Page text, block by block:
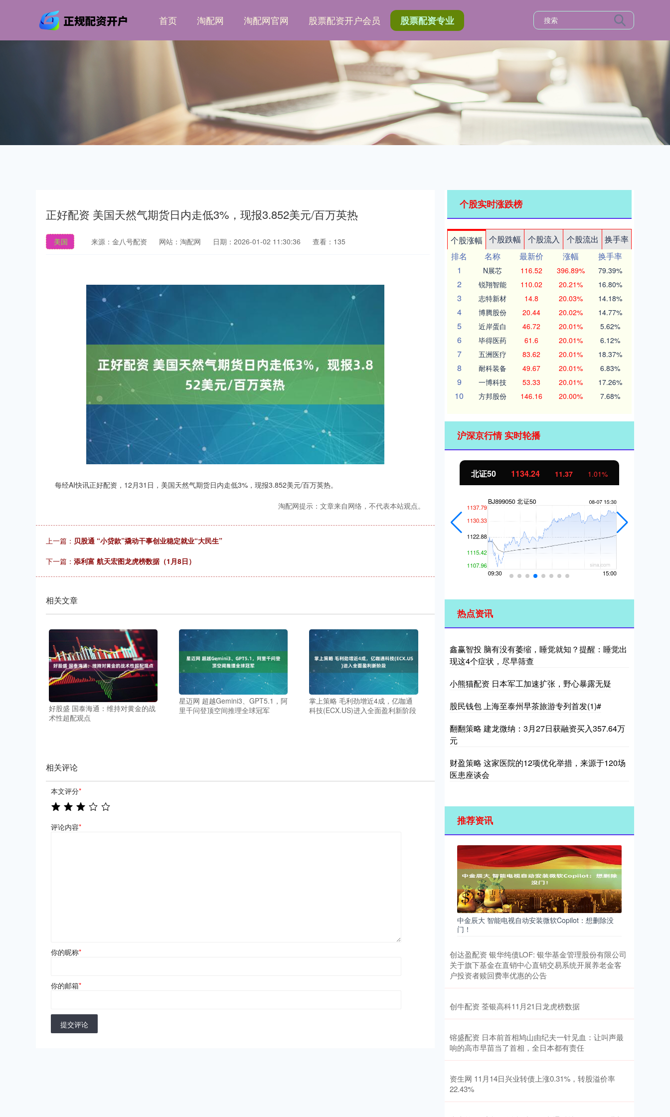
首页 淘配网 淘配网官网 股票配资开户会员 股票配资专业
正好配资 美国天然气期货日内走低3%，现报3.852美元/百万英热
美国 来源：金八号配资 网站：淘配网 日期：2026-01-02 11:30:36 查看：135
每经AI快讯正好配资，12月31日，美国天然气期货日内走低3%，现报3.852美元/百万英热。
淘配网提示：文章来自网络，不代表本站观点。
上一篇： 贝股通 “小贷款”撬动干事创业稳定就业“大民生”
下一篇： 添利富 航天宏图龙虎榜数据（1月8日）
相关文章
好股盛 国泰海通：维持对黄金的战
术性超配观点
星迈网 超越Gemini3、GPT5.1，阿
里千问登顶空间推理全球冠军
掌上策略 毛利劲增近4成，亿咖通
科技(ECX.US)进入全面盈利新阶段
相关评论
本文评分*
评论内容*
你的昵称*
你的邮箱*
提交评论
个股实时涨跌榜
个股涨幅 个股跌幅 个股流入 个股流出
换手率
排名
名称 最新价 涨幅
换手率
1
N展芯 116.52 396.89% 79.39%
2 锐翔智能 110.02 20.21% 16.80%
3 志特新材 14.8 20.03% 14.18%
4 博腾股份 20.44 20.02% 14.77%
5 近岸蛋白 46.72 20.01% 5.62%
6 毕得医药 61.6 20.01% 6.12%
7 五洲医疗 83.62 20.01% 18.37%
8 耐科装备 49.67 20.01% 6.83%
9 一博科技 53.33 20.01% 17.26%
10 方邦股份 146.16 20.00% 7.68%
沪深京行情 实时轮播
北证50 1134.24 11.37 1.01%
热点资讯
鑫赢智投 脑有没有萎缩，睡觉就知？提醒：睡觉出
现这4个症状，尽早筛查
小熊猫配资 日本军工加速扩张，野心暴露无疑
股民钱包 上海至泰州早茶旅游专列首发(1)#
翻翻策略 建龙微纳：3月27日获融资买入357.64万
元
财盈策略 这家医院的12项优化举措，来源于120场
医患座谈会
推荐资讯
中金辰大 智能电视自动安装微软Copilot：想删除没
门！
创达盈配资 银华纯债LOF: 银华基金管理股份有限公司
关于旗下基金在直销中心直销交易系统开展养老金客
户投资者赎回费率优惠的公告
创牛配资 荃银高科11月21日龙虎榜数据
镕盛配资 日本前首相鸠山由纪夫一针见血：让叫声最
响的高市早苗当了首相，全日本都有责任
资生网 11月14日兴业转债上涨0.31%，转股溢价率
22.43%